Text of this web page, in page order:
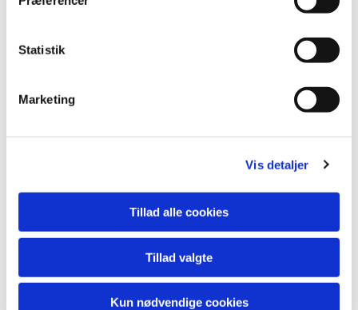
Statistik
Marketing
Vis detaljer
Tillad alle cookies
Tillad valgte
Kun nødvendige cookies